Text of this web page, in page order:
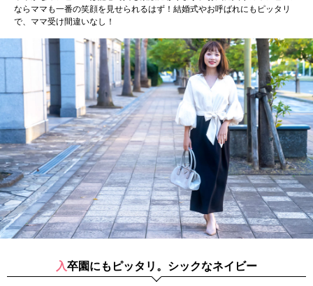
ならママも一番の笑顔を見せられるはず！結婚式やお呼ばれにもピッタリ
で、ママ受け間違いなし！
入卒園にもピッタリ。シックなネイビー